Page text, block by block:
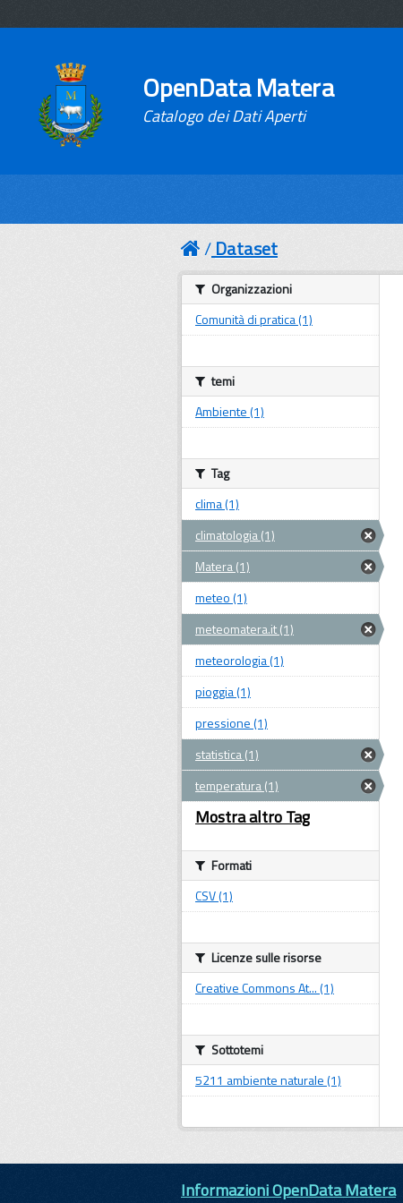
OpenData Matera
Catalogo dei Dati Aperti
Dataset
Organizzazioni
Comunità di pratica (1)
temi
Ambiente (1)
Tag
clima (1)
climatologia (1)
Matera (1)
meteo (1)
meteomatera.it (1)
meteorologia (1)
pioggia (1)
pressione (1)
statistica (1)
temperatura (1)
Mostra altro Tag
Formati
CSV (1)
Licenze sulle risorse
Creative Commons At... (1)
Sottotemi
5211 ambiente naturale (1)
Informazioni OpenData Matera